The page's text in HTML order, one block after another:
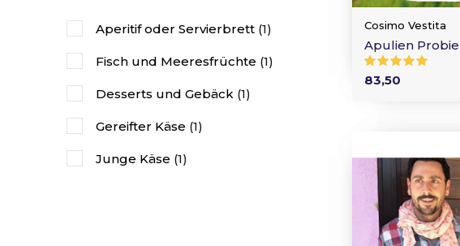
Cosimo Vestita
Apulien
83,50
Aperitif oder Servierbrett (1)
Fisch und Meeresfrüchte (1)
Desserts und Gebäck (1)
Gereifter Käse (1)
Junge Käse (1)